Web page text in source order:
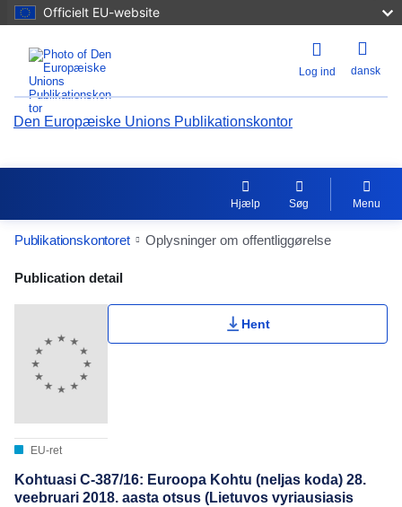
Officielt EU-website
Log ind dansk
Den Europæiske Unions Publikationskontor
Hjælp Søg Menu
Publikationskontoret Oplysninger om offentliggørelse
Publication Detail Actions Portlet
Publication detail
EU-ret
Hent
Kohtuasi C-387/16: Euroopa Kohtu (neljas koda) 28.
veebruari 2018. aasta otsus (Lietuvos vyriausiasis